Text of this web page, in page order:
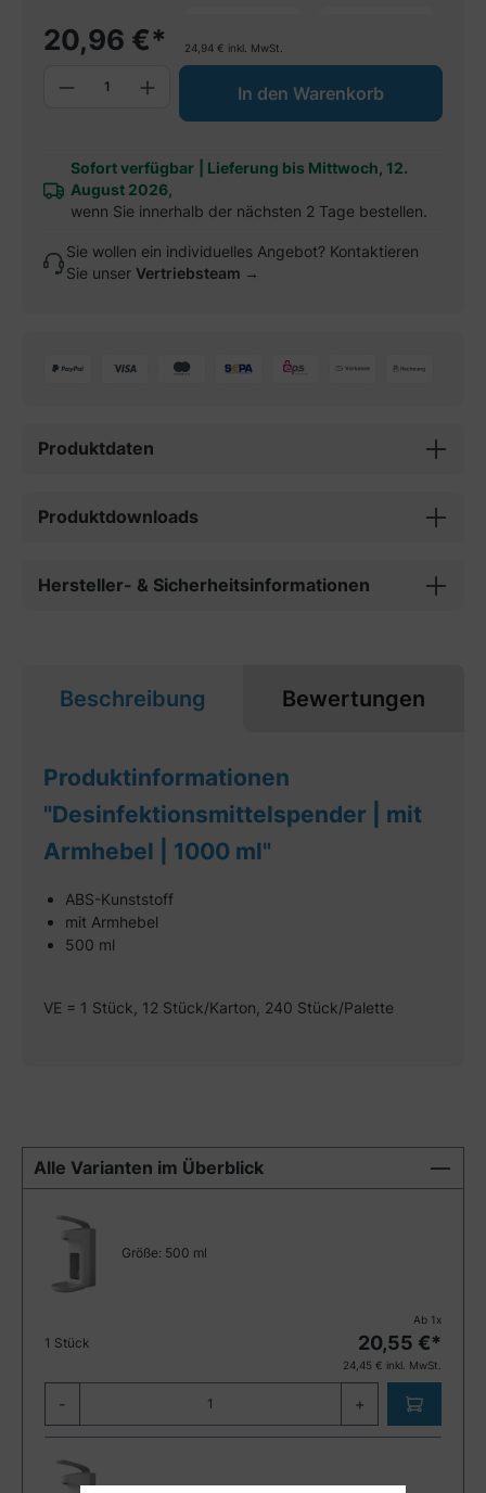
Sofort verfügbar
Lieferung bis Mittwoch, 12.
August 2026,
wenn Sie innerhalb der nächsten 2 Tage bestellen.
20,96 €* 24,94 € inkl. MwSt.
Produkt Anzahl: Gib den
In den Warenkorb
Sie wollen ein individuelles Angebot? Kontaktieren
Sie unser Vertriebsteam →
Produktdaten
Produktdownloads
Hersteller- & Sicherheitsinformationen
Beschreibung Bewertungen
Produktinformationen
"Desinfektionsmittelspender | mit
Armhebel | 1000 ml"
ABS-Kunststoff
mit Armhebel
500 ml
VE = 1 Stück, 12 Stück/Karton, 240 Stück/Palette
Alle Varianten im Überblick
Größe: 500 ml
1 Stück
Ab 1 x
20,55 €*
24,45 € inkl. MwSt.
- +